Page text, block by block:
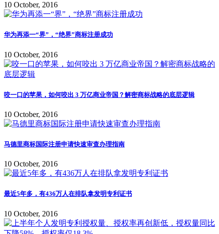
10 October, 2016
华为再添一“界”，“绝界”商标注册成功
10 October, 2016
咬一口的苹果，如何咬出 3 万亿商业帝国？解密商标战略的底层逻辑
10 October, 2016
马德里商标国际注册申请快速审查办理指南
10 October, 2016
最近5年多，有436万人在排队拿发明专利证书
10 October, 2016